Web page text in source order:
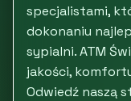
specjalistami,
dokonaniu
sypialni. ATM
jakości,
Odwiedź naszą